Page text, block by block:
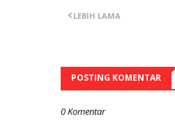
LEBIH LAMA
POSTING KOMENTAR
0 Komentar